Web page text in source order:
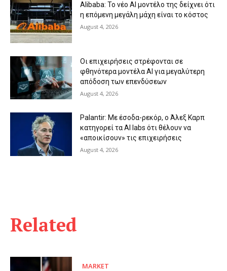
Related
MARKET
Alibaba: Το νέο AI μοντέλο της δείχνει ότι
η επόμενη μεγάλη μάχη είναι το κόστος
August 4, 2026
Οι επιχειρήσεις στρέφονται σε
φθηνότερα μοντέλα AI για μεγαλύτερη
απόδοση των επενδύσεων
August 4, 2026
Palantir: Με έσοδα-ρεκόρ, ο Άλεξ Καρπ
κατηγορεί τα AI labs ότι θέλουν να
«αποικίσουν» τις επιχειρήσεις
August 4, 2026